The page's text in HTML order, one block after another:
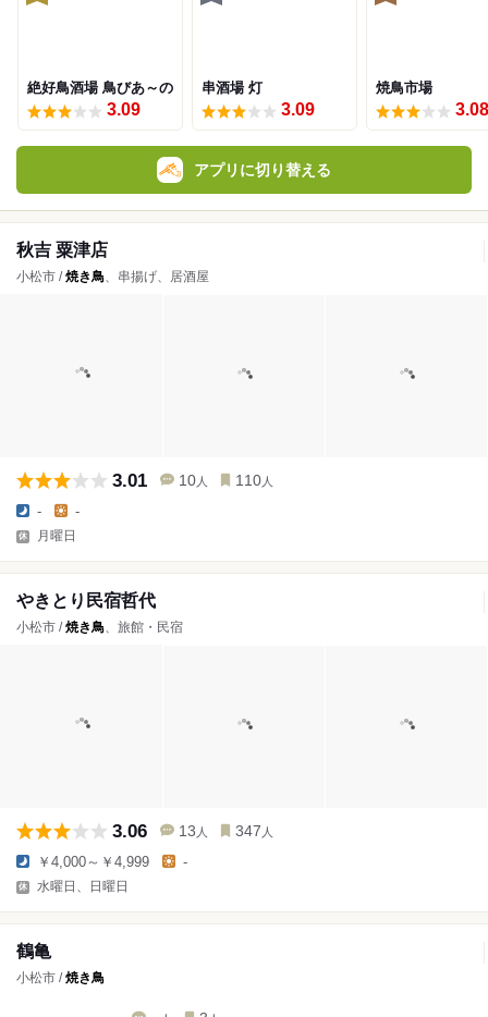
絶好鳥酒場 鳥びあ～の
3.09
串酒場 灯
3.09
焼鳥市場
3.08
アプリに切り替える
秋吉 粟津店
小松市 /焼き鳥、串揚げ、居酒屋
3.01 10 人 110 人
- -
月曜日
やきとり民宿哲代
小松市 /焼き鳥、旅館・民宿
3.06 13 人 347 人
￥4,000～￥4,999 -
水曜日、日曜日
鶴亀
小松市 /焼き鳥